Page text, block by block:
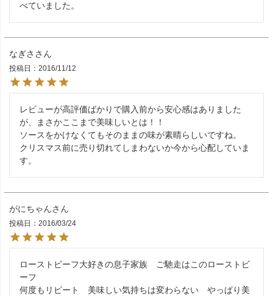
べていました。
なぎさ
投稿日 2016/11/12
レビューが高評価ばかりで購入前から安心感はありました
が、まさかここまで美味しいとは！！
ソースをかけなくてもそのままの味が素晴らしいですね。
クリスマス前に売り切れてしまわないか今から心配していま
す。
がにちゃん
投稿日 2016/03/24
ローストビーフ大好きの息子家族　ご馳走はこのローストビ
ーフ
何度もリピート　美味しい気持ちは変わらない　やっぱり美